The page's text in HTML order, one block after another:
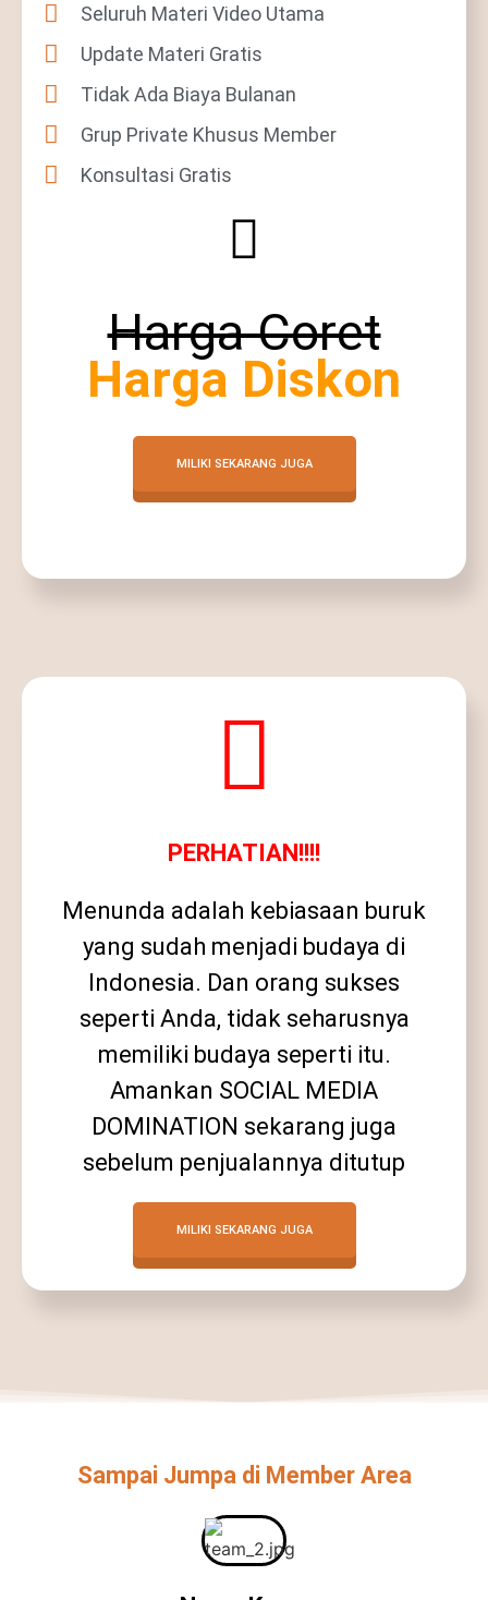
Seluruh Materi Video Utama
Update Materi Gratis
Tidak Ada Biaya Bulanan
Grup Private Khusus Member
Konsultasi Gratis
Harga Coret
Harga Diskon
MILIKI SEKARANG JUGA
PERHATIAN!!!!
Menunda adalah kebiasaan buruk
yang sudah menjadi budaya di
Indonesia. Dan orang sukses
seperti Anda, tidak seharusnya
memiliki budaya seperti itu.
Amankan SOCIAL MEDIA
DOMINATION sekarang juga
sebelum penjualannya ditutup
MILIKI SEKARANG JUGA
Sampai Jumpa di Member Area